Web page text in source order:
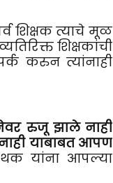
शिक्षक त्याचे मूळ
शिक्षकांची
करुन त्यांनाही
रुजू झाले नाही
याबाबत आपण
यांना आपल्या